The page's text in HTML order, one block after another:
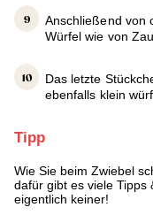
Anschließend von
Würfel wie von
Das letzte
ebenfalls klein
Tipp
Wie Sie beim Zwiebel
dafür gibt es viele Tipps
eigentlich keiner!